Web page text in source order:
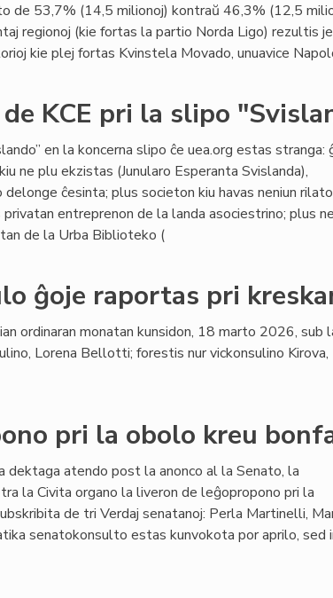
de 53,7% (14,5 milionoj) kontraŭ 46,3% (12,5
regionoj (kie fortas la partio Norda Ligo) rezultis
kie plej fortas Kvinstela Movado, unuavice
KCE pri la slipo
en la koncerna slipo ĉe uea.org estas stranga:
ne plu ekzistas (Junularo Esperanta Svislanda),
delonge ĉesinta; plus societon kiu havas neniun
entreprenon de la landa asociestrino; plus
de la Urba Biblioteko (
ĝoje raportas pri
ordinaran monatan kunsidon, 18 marto 2026, sub
Lorena Bellotti; forestis nur vickonsulino Kirova,
pri la obolo kreu
dektaga atendo post la anonco al la Senato, la
la Civita organo la liveron de leĝopropono pri la
de tri Verdaj senatanoj: Perla Martinelli,
senatokonsulto estas kunvokota por aprilo, sed